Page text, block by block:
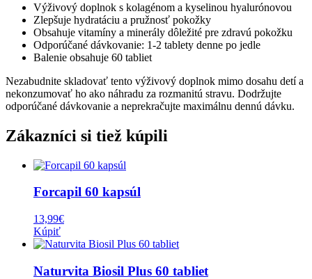
Výživový doplnok s kolagénom a kyselinou hyalurónovou
Zlepšuje hydratáciu a pružnosť pokožky
Obsahuje vitamíny a minerály dôležité pre zdravú pokožku
Odporúčané dávkovanie: 1-2 tablety denne po jedle
Balenie obsahuje 60 tabliet
Nezabudnite skladovať tento výživový doplnok mimo dosahu detí a
nekonzumovať ho ako náhradu za rozmanitú stravu. Dodržujte
odporúčané dávkovanie a neprekračujte maximálnu dennú dávku.
Zákazníci si tiež kúpili
Forcapil 60 kapsúl
13,99€
Kúpiť
Naturvita Biosil Plus 60 tabliet